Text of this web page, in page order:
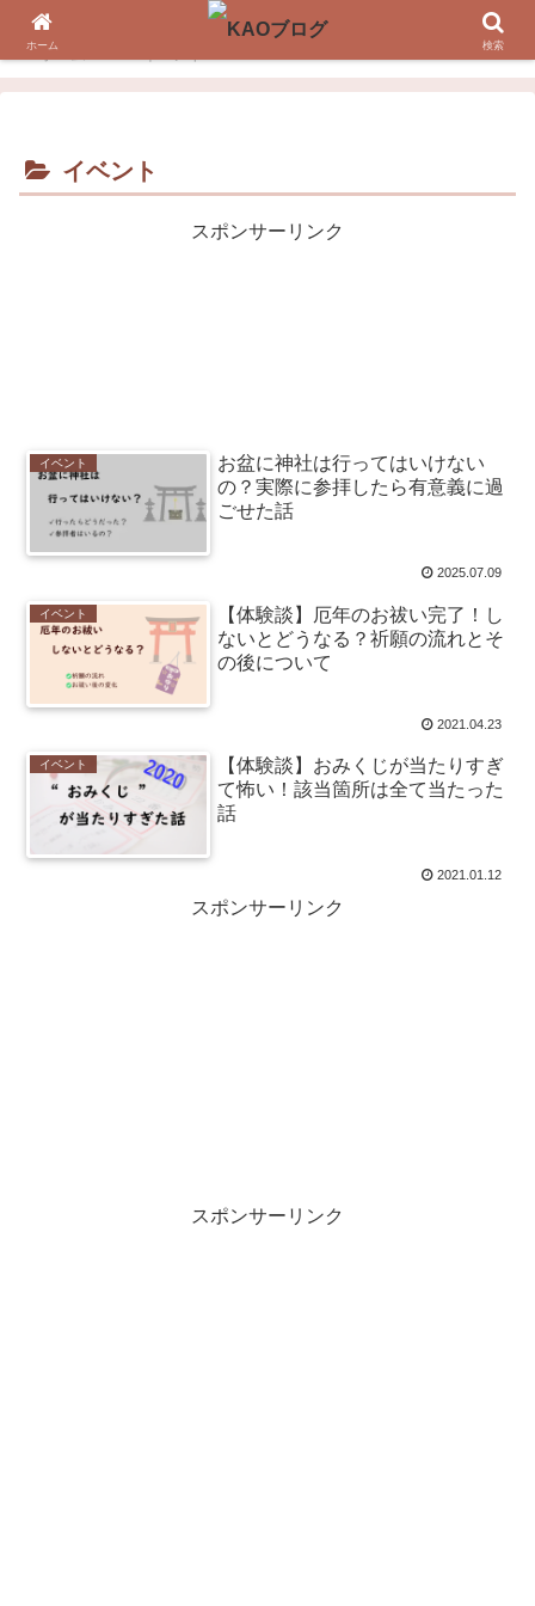
ホーム
イベント
スポンサーリンク
イベント
お盆に神社は行ってはいけない
の？実際に参拝したら有意義に過
ごせた話
2025.07.09
イベント
【体験談】厄年のお祓い完了！し
ないとどうなる？祈願の流れとそ
の後について
2021.04.23
イベント
【体験談】おみくじが当たりすぎ
て怖い！該当箇所は全て当たった
話
2021.01.12
スポンサーリンク
スポンサーリンク
ホーム 検索